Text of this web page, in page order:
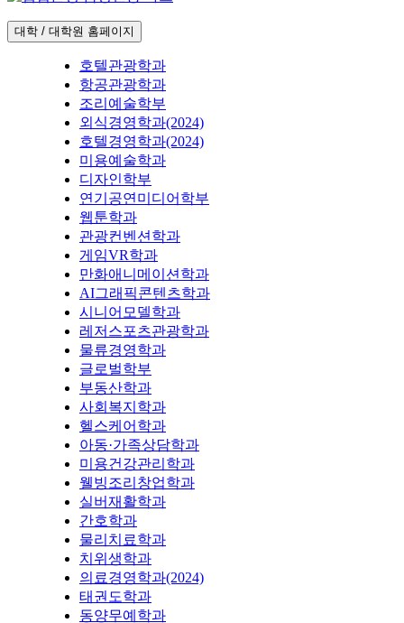
대학 / 대학원 홈페이지
호텔관광학과
항공관광학과
조리예술학부
외식경영학과(2024)
호텔경영학과(2024)
미용예술학과
디자인학부
연기공연미디어학부
웹툰학과
관광컨벤션학과
게임VR학과
만화애니메이션학과
AI그래픽콘텐츠학과
시니어모델학과
레저스포츠관광학과
물류경영학과
글로벌학부
부동산학과
사회복지학과
헬스케어학과
아동·가족상담학과
미용건강관리학과
웰빙조리창업학과
실버재활학과
간호학과
물리치료학과
치위생학과
의료경영학과(2024)
태권도학과
동양무예학과